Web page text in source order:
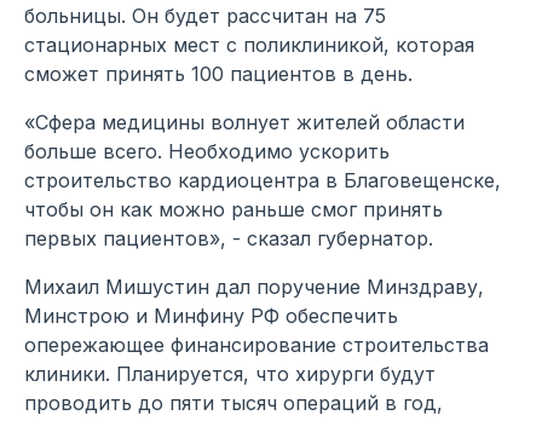
больницы. Он будет рассчитан на 75
стационарных мест с поликлиникой, которая
сможет принять 100 пациентов в день.
«Сфера медицины волнует жителей области
больше всего. Необходимо ускорить
строительство кардиоцентра в Благовещенске,
чтобы он как можно раньше смог принять
первых пациентов», - сказал губернатор.
Михаил Мишустин дал поручение Минздраву,
Минстрою и Минфину РФ обеспечить
опережающее финансирование строительства
клиники. Планируется, что хирурги будут
проводить до пяти тысяч операций в год,